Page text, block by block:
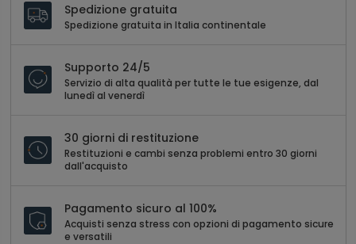
Spedizione gratuita
Spedizione gratuita in Italia continentale
Supporto 24/5
Servizio di alta qualità per tutte le tue esigenze, dal
lunedì al venerdì
30 giorni di restituzione
Restituzioni e cambi senza problemi entro 30 giorni
dall'acquisto
Pagamento sicuro al 100%
Acquisti senza stress con opzioni di pagamento sicure
e versatili